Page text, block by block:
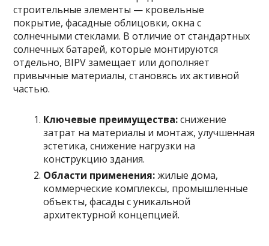
строительные элементы — кровельные
покрытие, фасадные облицовки, окна с
солнечными стеклами. В отличие от стандартных
солнечных батарей, которые монтируются
отдельно, BIPV замещает или дополняет
привычные материалы, становясь их активной
частью.
Ключевые преимущества:снижение
затрат на материалы и монтаж, улучшенная
эстетика, снижение нагрузки на
конструкцию здания.
Области применения:жилые дома,
коммерческие комплексы, промышленные
объекты, фасады с уникальной
архитектурной концепцией.